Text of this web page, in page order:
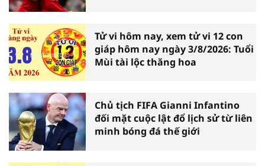
Tử vi hôm nay, xem tử vi 12 con
giáp hôm nay ngày 3/8/2026: Tuổi
Mùi tài lộc thăng hoa
Chủ tịch FIFA Gianni Infantino
đối mặt cuộc lật đổ lịch sử từ liên
minh bóng đá thế giới